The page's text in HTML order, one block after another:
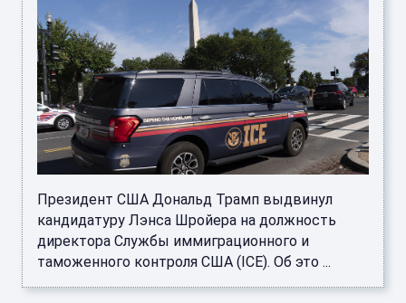
Президент США Дональд Трамп выдвинул
кандидатуру Лэнса Шройера на должность
директора Службы иммиграционного и
таможенного контроля США (ICE). Об это ...